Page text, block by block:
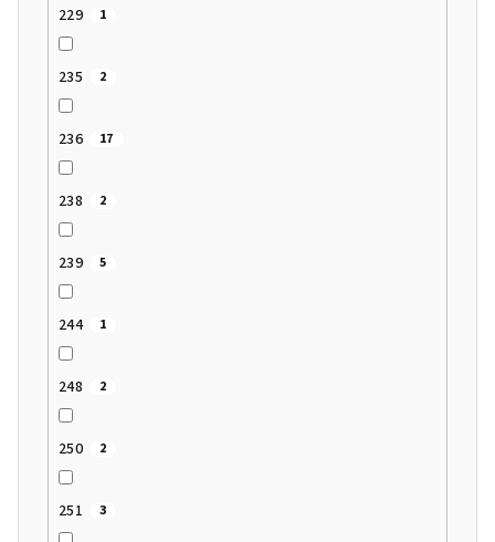
229 1
235 2
236 17
238 2
239 5
244 1
248 2
250 2
251 3